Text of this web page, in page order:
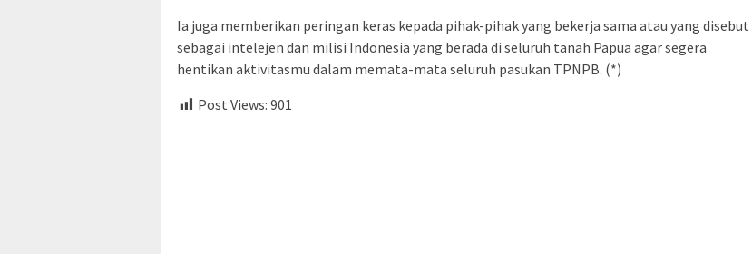
Ia juga memberikan peringan keras kepada pihak-pihak yang bekerja sama atau yang disebut
sebagai intelejen dan milisi Indonesia yang berada di seluruh tanah Papua agar segera
hentikan aktivitasmu dalam memata-mata seluruh pasukan TPNPB. (*)
Post Views: 901